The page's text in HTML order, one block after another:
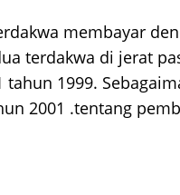
membayar
terdakwa di jerat
1999.
2001 .tentang